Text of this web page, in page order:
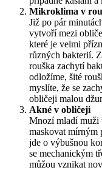
Mikroklima v
Již po pár
vytvoří mezi
které je velmi
různých bakterií.
rouška zachytí
odložíme, šité
myslíte, že se
obličeji malou
Akné v obličeji
Mnozí mladí muži
maskovat mírným
jde o výbušnou
se mechanickým
můžou vznikat